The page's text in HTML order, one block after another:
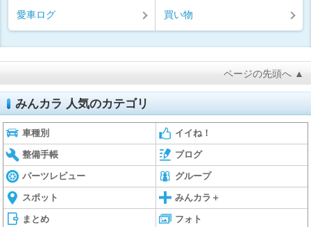
愛車ログ 買い物
ページの先頭へ ▲
みんカラ 人気のカテゴリ
車種別 イイね！
整備手帳 ブログ
パーツレビュー グループ
スポット みんカラ＋
まとめ フォト